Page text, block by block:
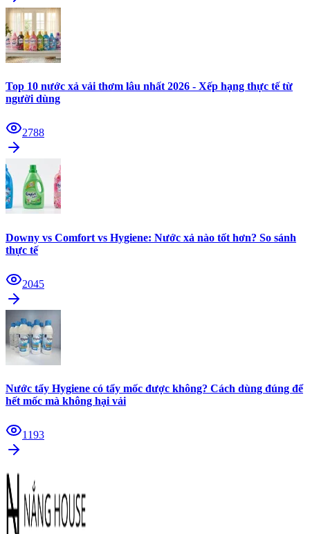
Top 10 nước xả vải thơm lâu nhất 2026 - Xếp hạng thực tế từ
người dùng
2788
Downy vs Comfort vs Hygiene: Nước xả nào tốt hơn? So sánh
thực tế
2045
Nước tẩy Hygiene có tẩy mốc được không? Cách dùng đúng để
hết mốc mà không hại vải
1193